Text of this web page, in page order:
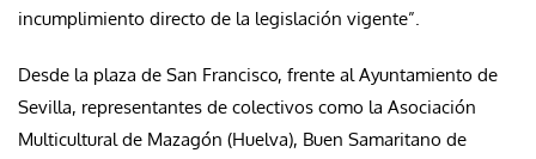
incumplimiento directo de la legislación vigente”.
Desde la plaza de San Francisco, frente al Ayuntamiento de
Sevilla, representantes de colectivos como la Asociación
Multicultural de Mazagón (Huelva), Buen Samaritano de